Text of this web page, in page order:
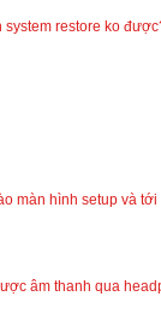
system restore ko
màn hình setup và
âm thanh qua